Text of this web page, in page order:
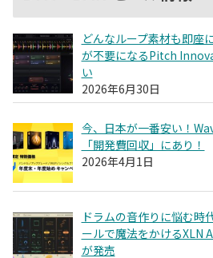
どんなループ素材も即座
が不要になるPitch
い
2026年6月30日
今、日本が一番安い！
「開発費回収」にあり！
2026年4月1日
ドラムの音作りに悩む時
ールで魔法をかける
が発売